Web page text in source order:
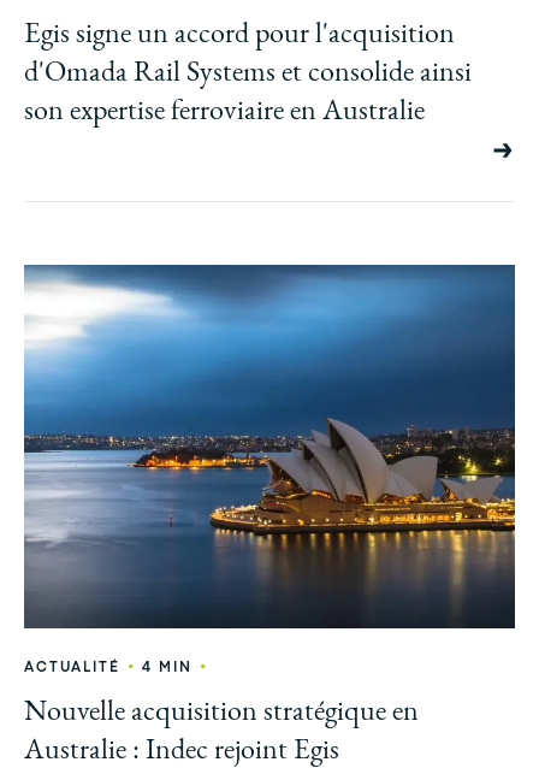
Egis signe un accord pour l'acquisition
d'Omada Rail Systems et consolide ainsi
son expertise ferroviaire en Australie
ACTUALITÉ • 4 MIN •
Nouvelle acquisition stratégique en
Australie : Indec rejoint Egis